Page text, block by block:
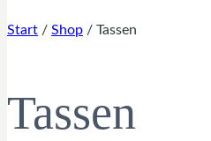
Start / Shop / Tassen
Tassen